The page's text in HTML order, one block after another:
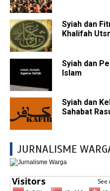
Syiah dan
Khalifah
Syiah dan
Islam
Syiah dan
Sahabat
JURNALISME